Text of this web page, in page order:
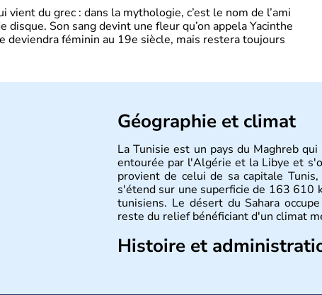
vient du grec : dans la mythologie, c’est le nom de l’ami
disque. Son sang devint une fleur qu’on appela Yacinthe
deviendra féminin au 19e siècle, mais restera toujours
Géographie et climat
La Tunisie est un pays du Maghreb
entourée par l'Algérie et la Libye et
provient de celui de sa capitale
s'étend sur une superficie de 163 610
tunisiens. Le désert du Sahara
reste du relief bénéficiant d'un climat
Histoire et